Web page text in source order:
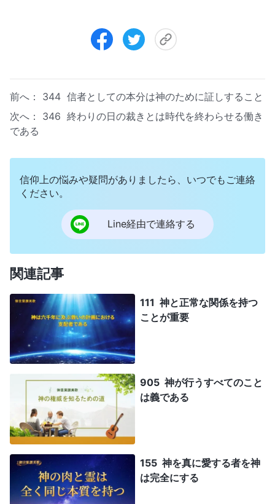
前へ： 344 信者としての本分は神のために証しすること
次へ： 346 終わりの日の裁きとは時代を終わらせる働き
である
信仰上の悩みや疑問がありましたら、いつでもご連絡
ください。
Line経由で連絡する
関連記事
111 神と正常な関係を持つ
ことが重要
905 神が行うすべてのこと
は義である
155 神を真に愛する者を神
は完全にする